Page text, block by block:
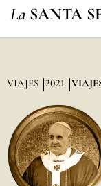
La SANTA
VIAJES 2021